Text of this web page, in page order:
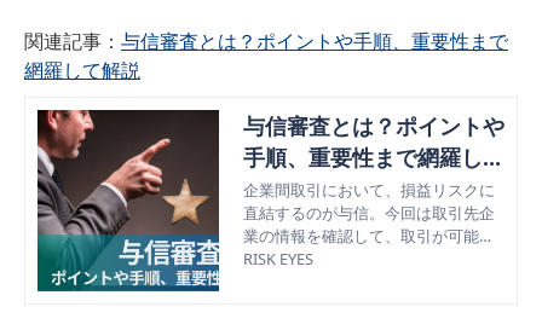
関連記事： 与信審査とは？ポイントや手順、重要性まで
網羅して解説
与信審査とは？ポイントや
手順、重要性まで網羅して
解説
企業間取引において、損益リスクに
直結するのが与信。今回は取引先企
業の情報を確認して、取引が可能か
どうかを判断する「与信審査」つい
RISK EYES